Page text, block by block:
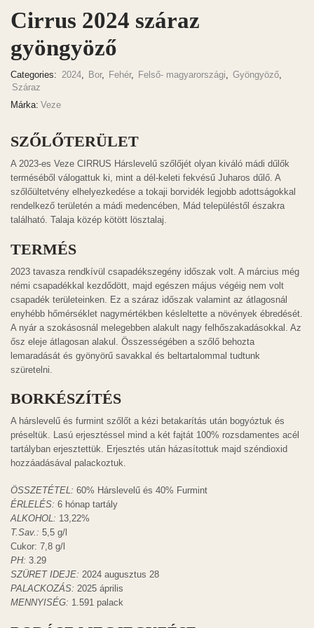
Cirrus 2024 száraz
gyöngyöző
Categories: 2024, Bor, Fehér, Felső- magyarországi, Gyöngyöző,
Száraz
Márka: Veze
SZŐLŐTERÜLET
A 2023-es Veze CIRRUS Hárslevelű szőlőjét olyan kiváló mádi dűlők
terméséből válogattuk ki, mint a dél-keleti fekvésű Juharos dűlő. A
szőlőültetvény elhelyezkedése a tokaji borvidék legjobb adottságokkal
rendelkező területén a mádi medencében, Mád településtől északra
található. Talaja közép kötött lösztalaj.
TERMÉS
2023 tavasza rendkívül csapadékszegény időszak volt. A március még
némi csapadékkal kezdődött, majd egészen május végéig nem volt
csapadék területeinken. Ez a száraz időszak valamint az átlagosnál
enyhébb hőmérséklet nagymértékben késleltette a növények ébredését.
A nyár a szokásosnál melegebben alakult nagy felhőszakadásokkal. Az
ősz eleje átlagosan alakul. Összességében a szőlő behozta
lemaradását és gyönyörű savakkal és beltartalommal tudtunk
szüretelni.
BORKÉSZÍTÉS
A hárslevelű és furmint szőlőt a kézi betakarítás után bogyóztuk és
préseltük. Lasú erjesztéssel mind a két fajtát 100% rozsdamentes acél
tartályban erjesztettük. Erjesztés után házasítottuk majd széndioxid
hozzáadásával palackoztuk.
ÖSSZETÉTEL: 60% Hárslevelű és 40% Furmint
ÉRLELÉS: 6 hónap tartály
ALKOHOL: 13,22%
T.Sav.: 5,5 g/l
Cukor: 7,8 g/l
PH: 3.29
SZÜRET IDEJE: 2024 augusztus 28
PALACKOZÁS: 2025 április
MENNYISÉG: 1.591 palack